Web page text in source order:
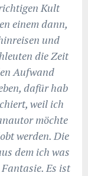
Kult
einem dann,
und
die Zeit
Aufwand
dafür hab
weil ich
möchte
werden. Die
dem ich was
Es ist